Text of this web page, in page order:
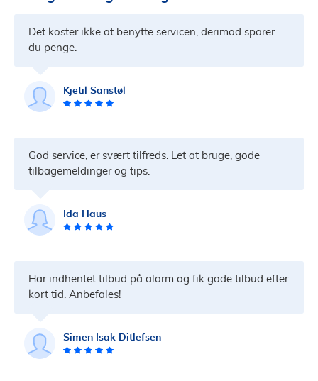
Det koster ikke at benytte servicen, derimod sparer
du penge.
Kjetil Sanstøl
God service, er svært tilfreds. Let at bruge, gode
tilbagemeldinger og tips.
Ida Haus
Har indhentet tilbud på alarm og fik gode tilbud efter
kort tid. Anbefales!
Simen Isak Ditlefsen